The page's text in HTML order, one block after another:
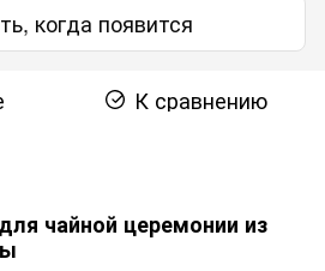
когда появится
К сравнению
чайной церемонии из